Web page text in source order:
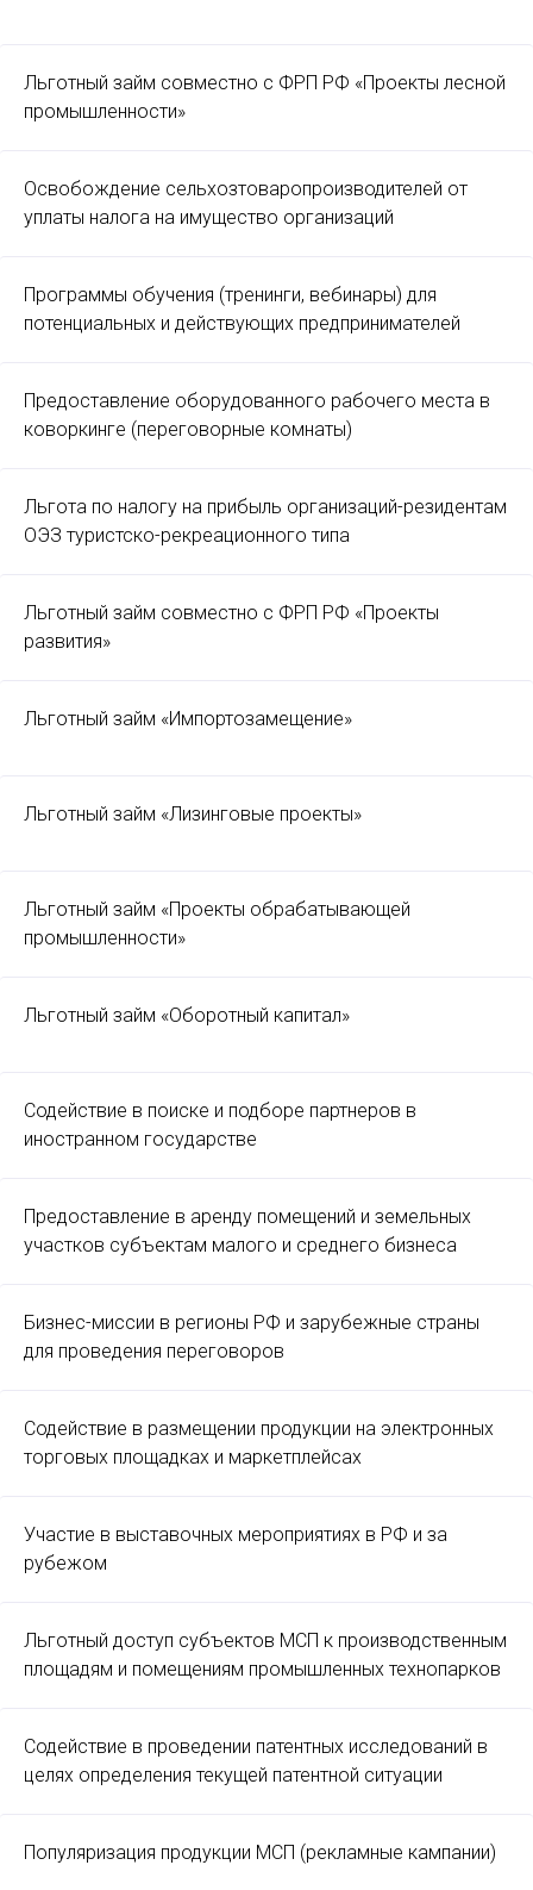
Льготный займ совместно с ФРП РФ «Проекты лесной
промышленности»
Освобождение сельхозтоваропроизводителей от
уплаты налога на имущество организаций
Программы обучения (тренинги, вебинары) для
потенциальных и действующих предпринимателей
Предоставление оборудованного рабочего места в
коворкинге (переговорные комнаты)
Льгота по налогу на прибыль организаций-резидентам
ОЭЗ туристско-рекреационного типа
Льготный займ совместно с ФРП РФ «Проекты
развития»
Льготный займ «Импортозамещение»
Льготный займ «Лизинговые проекты»
Льготный займ «Проекты обрабатывающей
промышленности»
Льготный займ «Оборотный капитал»
Содействие в поиске и подборе партнеров в
иностранном государстве
Предоставление в аренду помещений и земельных
участков субъектам малого и среднего бизнеса
Бизнес-миссии в регионы РФ и зарубежные страны
для проведения переговоров
Содействие в размещении продукции на электронных
торговых площадках и маркетплейсах
Участие в выставочных мероприятиях в РФ и за
рубежом
Льготный доступ субъектов МСП к производственным
площадям и помещениям промышленных технопарков
Содействие в проведении патентных исследований в
целях определения текущей патентной ситуации
Популяризация продукции МСП (рекламные кампании)